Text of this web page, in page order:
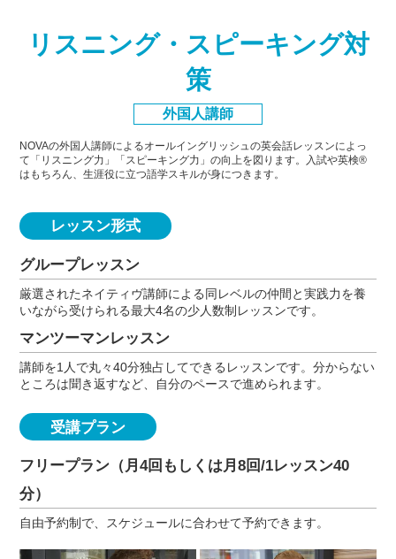
リスニング・スピーキング対
策
外国人講師
NOVAの外国人講師によるオールイングリッシュの英会話レッスンによっ
て「リスニング力」「スピーキング力」の向上を図ります。入試や英検®
はもちろん、生涯役に立つ語学スキルが身につきます。
レッスン形式
グループレッスン
厳選されたネイティヴ講師による同レベルの仲間と実践力を養
いながら受けられる最大4名の少人数制レッスンです。
マンツーマンレッスン
講師を1人で丸々40分独占してできるレッスンです。分からない
ところは聞き返すなど、自分のペースで進められます。
受講プラン
フリープラン（月4回もしくは月8回/1レッスン40
分）
自由予約制で、スケジュールに合わせて予約できます。